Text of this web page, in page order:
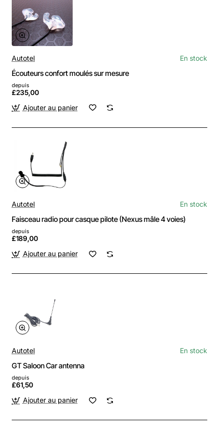
Autotel En stock
Écouteurs confort moulés sur mesure
depuis
£235,00
Ajouter au panier
Autotel En stock
Faisceau radio pour casque pilote (Nexus mâle 4 voies)
depuis
£189,00
Ajouter au panier
Autotel En stock
GT Saloon Car antenna
depuis
£61,50
Ajouter au panier